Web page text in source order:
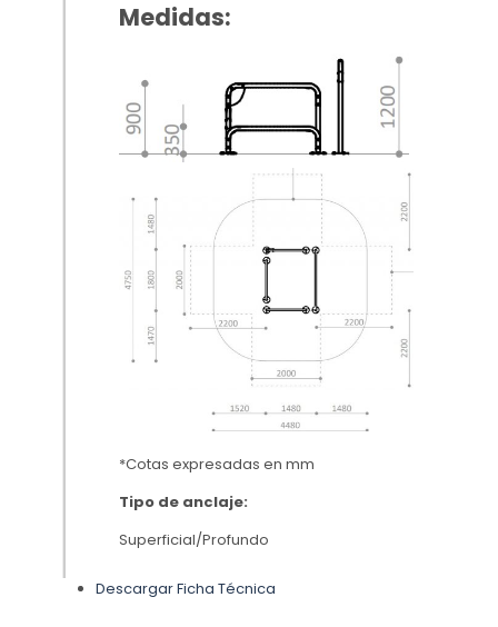
Medidas:
*Cotas expresadas en mm
Tipo de anclaje:
Superficial/Profundo
Descargar Ficha Técnica